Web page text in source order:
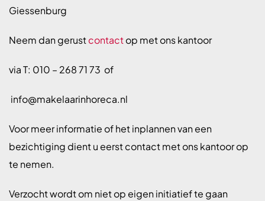
Giessenburg
Neem dan gerustcontactop met ons kantoor
via T: 010 – 268 71 73 of
info@makelaarinhoreca.nl
Voor meer informatie of het inplannen van een
bezichtiging dient u eerst contact met ons kantoor op
te nemen.
Verzocht wordt om niet op eigen initiatief te gaan